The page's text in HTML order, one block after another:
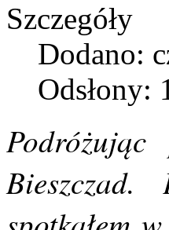
Szczegóły
Dodano:
Odsłony: